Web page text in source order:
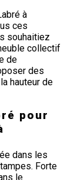
à
ces
souhaitiez
collectif
de
des
hauteur de
pour
dans les
Forte
le